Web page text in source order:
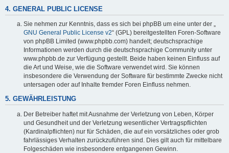
4. GENERAL PUBLIC LICENSE
Sie nehmen zur Kenntnis, dass es sich bei phpBB um eine unter der „
GNU General Public License v2“ (GPL) bereitgestellten Foren-Software
von phpBB Limited (www.phpbb.com) handelt; deutschsprachige
Informationen werden durch die deutschsprachige Community unter
www.phpbb.de zur Verfügung gestellt. Beide haben keinen Einfluss auf
die Art und Weise, wie die Software verwendet wird. Sie können
insbesondere die Verwendung der Software für bestimmte Zwecke nicht
untersagen oder auf Inhalte fremder Foren Einfluss nehmen.
5. GEWÄHRLEISTUNG
Der Betreiber haftet mit Ausnahme der Verletzung von Leben, Körper
und Gesundheit und der Verletzung wesentlicher Vertragspflichten
(Kardinalpflichten) nur für Schäden, die auf ein vorsätzliches oder grob
fahrlässiges Verhalten zurückzuführen sind. Dies gilt auch für mittelbare
Folgeschäden wie insbesondere entgangenen Gewinn.